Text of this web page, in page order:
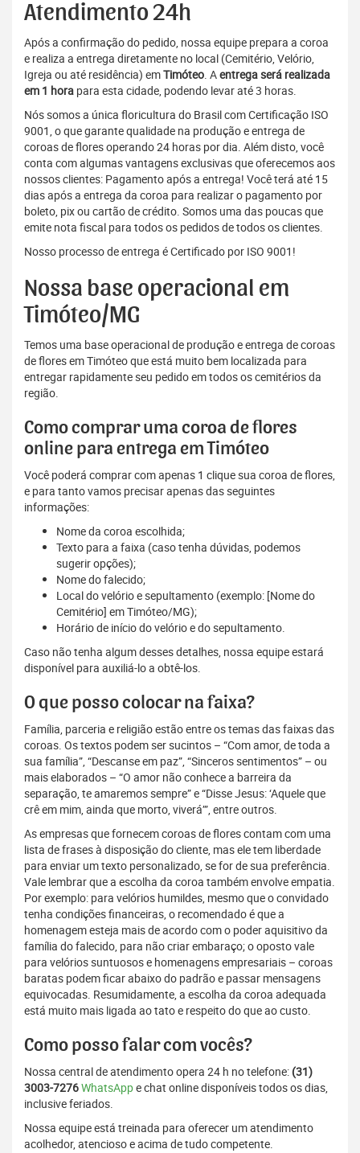
Atendimento 24h
Após a confirmação do pedido, nossa equipe prepara a coroa
e realiza a entrega diretamente no local (Cemitério, Velório,
Igreja ou até residência) emTimóteo. Aentrega será realizada
em 1 hora para esta cidade, podendo levar até 3 horas.
Nós somos a única floricultura do Brasil com Certificação ISO
9001, o que garante qualidade na produção e entrega de
coroas de flores operando 24 horas por dia. Além disto, você
conta com algumas vantagens exclusivas que oferecemos aos
nossos clientes: Pagamento após a entrega! Você terá até 15
dias após a entrega da coroa para realizar o pagamento por
boleto, pix ou cartão de crédito. Somos uma das poucas que
emite nota fiscal para todos os pedidos de todos os clientes.
Nosso processo de entrega é Certificado por ISO 9001!
Nossa base operacional em
Timóteo/MG
Temos uma base operacional de produção e entrega de coroas
de flores em Timóteo que está muito bem localizada para
entregar rapidamente seu pedido em todos os cemitérios da
região.
Como comprar uma coroa de flores
online para entrega em Timóteo
Você poderá comprar com apenas 1 clique sua coroa de flores,
e para tanto vamos precisar apenas das seguintes
informações:
Nome da coroa escolhida;
Texto para a faixa (caso tenha dúvidas, podemos
sugerir opções);
Nome do falecido;
Local do velório e sepultamento (exemplo: [Nome do
Cemitério] em Timóteo/MG);
Horário de início do velório e do sepultamento.
Caso não tenha algum desses detalhes, nossa equipe estará
disponível para auxiliá-lo a obtê-los.
O que posso colocar na faixa?
Família, parceria e religião estão entre os temas das faixas das
coroas. Os textos podem ser sucintos – “Com amor, de toda a
sua família”, “Descanse em paz”, “Sinceros sentimentos” – ou
mais elaborados – “O amor não conhece a barreira da
separação, te amaremos sempre” e “Disse Jesus: ‘Aquele que
crê em mim, ainda que morto, viverá’”, entre outros.
As empresas que fornecem coroas de flores contam com uma
lista de frases à disposição do cliente, mas ele tem liberdade
para enviar um texto personalizado, se for de sua preferência.
Vale lembrar que a escolha da coroa também envolve empatia.
Por exemplo: para velórios humildes, mesmo que o convidado
tenha condições financeiras, o recomendado é que a
homenagem esteja mais de acordo com o poder aquisitivo da
família do falecido, para não criar embaraço; o oposto vale
para velórios suntuosos e homenagens empresariais – coroas
baratas podem ficar abaixo do padrão e passar mensagens
equivocadas. Resumidamente, a escolha da coroa adequada
está muito mais ligada ao tato e respeito do que ao custo.
Como posso falar com vocês?
Nossa central de atendimento opera 24 h no telefone: (31)
3003-7276WhatsAppe chat online disponíveis todos os dias,
inclusive feriados.
Nossa equipe está treinada para oferecer um atendimento
acolhedor, atencioso e acima de tudo competente.